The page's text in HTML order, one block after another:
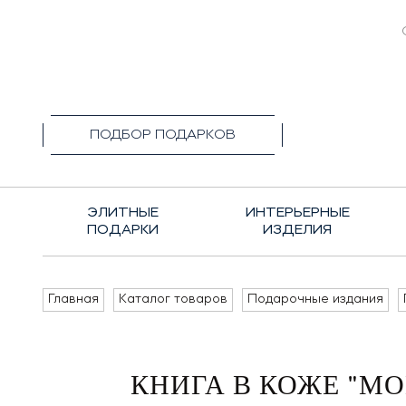
ПОДБОР ПОДАРКОВ
ЭЛИТНЫЕ
ПОДАРКИ
ИНТЕРЬЕРНЫЕ
ИЗДЕЛИЯ
Главная Каталог товаров Подарочные издания
КНИГА В КОЖЕ